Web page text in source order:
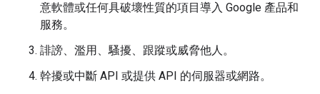
意軟體或任何具破壞性質的項目導入 Google 產品和
服務。
誹謗、濫用、騷擾、跟蹤或威脅他人。
幹擾或中斷 API 或提供 API 的伺服器或網路。